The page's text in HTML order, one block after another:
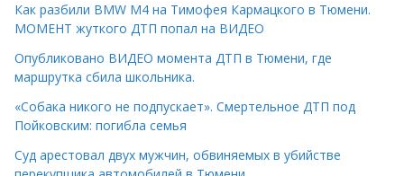
Как разбили BMW M4 на Тимофея Кармацкого в Тюмени.
МОМЕНТ жуткого ДТП попал на ВИДЕО
Опубликовано ВИДЕО момента ДТП в Тюмени, где
маршрутка сбила школьника.
«Собака никого не подпускает». Смертельное ДТП под
Пойковским: погибла семья
Суд арестовал двух мужчин, обвиняемых в убийстве